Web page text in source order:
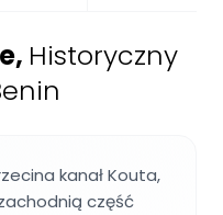
, Historyczny
kanał Kouta,
część